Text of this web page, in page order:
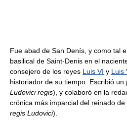
Fue abad de San Denís, y como tal
basilical de Saint-Denis en el
consejero de los reyes Luis VI y Luis
historiador de su tiempo. Escribió
Ludovici regis), y colaboró en la
crónica más imparcial del reinado de
regis Ludovici).